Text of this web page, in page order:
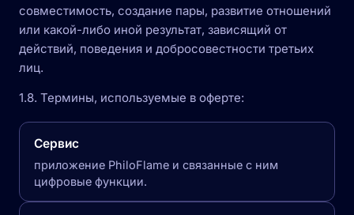
совместимость, создание пары, развитие отношений
или какой-либо иной результат, зависящий от
действий, поведения и добросовестности третьих
лиц.
1.8. Термины, используемые в оферте:
Сервис
приложение PhiloFlame и связанные с ним
цифровые функции.